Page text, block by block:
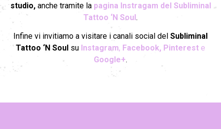
studio,anche tramite la pagina Instragam del Subliminal
Tattoo ‘N Soul.
Infine vi invitiamo a visitare i canali social del Subliminal
Tattoo ‘N Soul su Instagram, Facebook, Pinterest e
Google+.